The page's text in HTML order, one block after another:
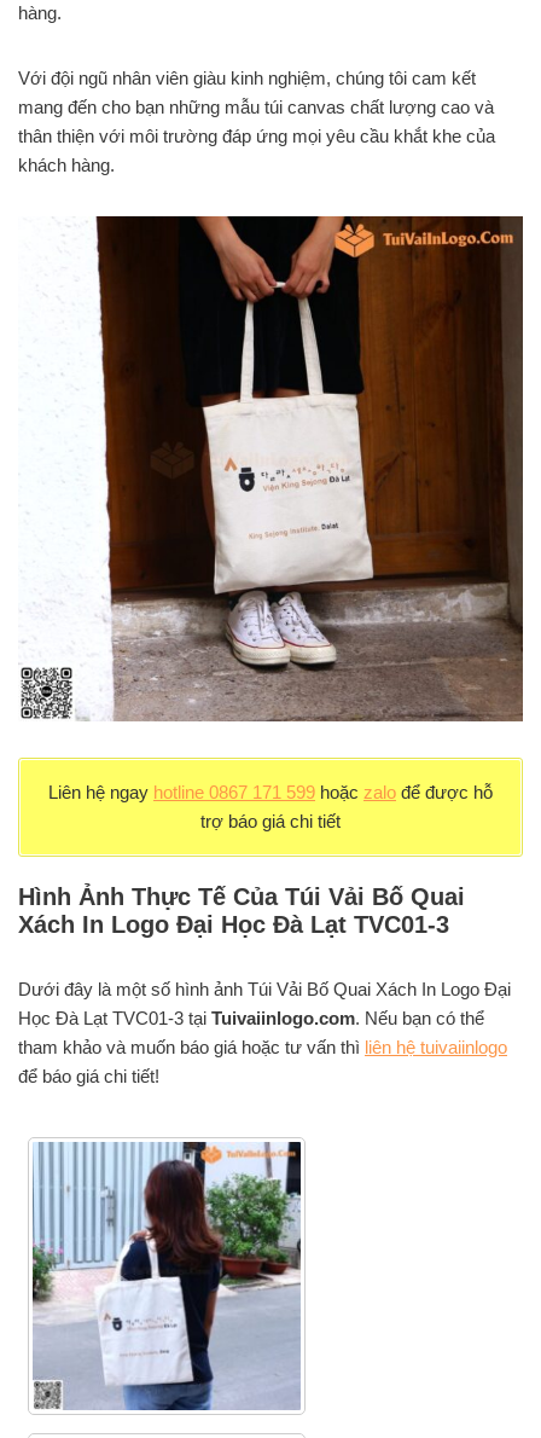
hàng.
Với đội ngũ nhân viên giàu kinh nghiệm, chúng tôi cam kết
mang đến cho bạn những mẫu túi canvas chất lượng cao và
thân thiện với môi trường đáp ứng mọi yêu cầu khắt khe của
khách hàng.
Liên hệ ngay hotline 0867 171 599 hoặc zalo để được hỗ
trợ báo giá chi tiết
Hình Ảnh Thực Tế Của Túi Vải Bố Quai
Xách In Logo Đại Học Đà Lạt TVC01-3
Dưới đây là một số hình ảnh Túi Vải Bố Quai Xách In Logo Đại
Học Đà Lạt TVC01-3 tại Tuivaiinlogo.com. Nếu bạn có thể
tham khảo và muốn báo giá hoặc tư vấn thì liên hệ tuivaiinlogo
để báo giá chi tiết!